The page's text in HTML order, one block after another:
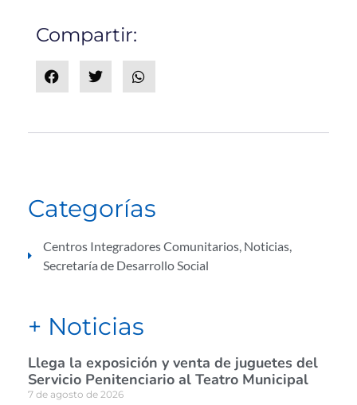
Compartir:
Categorías
Centros Integradores Comunitarios, Noticias,
Secretaría de Desarrollo Social
+ Noticias
Llega la exposición y venta de juguetes del
Servicio Penitenciario al Teatro Municipal
7 de agosto de 2026